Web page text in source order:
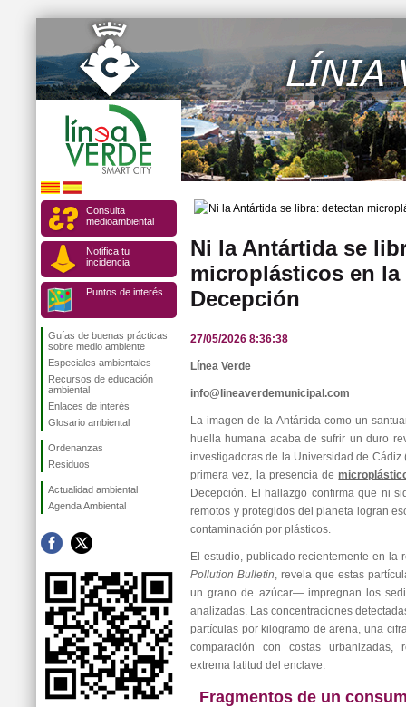
Consulta
medioambiental
Notifica tu
incidencia
Puntos de interés
Guías de buenas prácticas
sobre medio ambiente
Especiales ambientales
Recursos de educación
ambiental
Enlaces de interés
Glosario ambiental
Ordenanzas
Residuos
Actualidad ambiental
Agenda Ambiental
Ni la Antártida se
microplásticos en la
Decepción
27/05/2026 8:36:38
Línea Verde
info@lineaverdemunicipal.com
La imagen de la Antártida como un
huella humana acaba de sufrir un duro
investigadoras de la Universidad de Cádiz
primera vez, la presencia de
Decepción. El hallazgo confirma que ni
remotos y protegidos del planeta logran
contaminación por plásticos.
El estudio, publicado recientemente en la
Pollution Bulletin, revela que estas
un grano de azúcar— impregnan los
analizadas. Las concentraciones
partículas por kilogramo de arena, una
comparación con costas urbanizadas,
extrema latitud del enclave.
Fragmentos de un